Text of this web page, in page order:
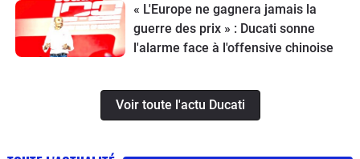
« L'Europe ne gagnera jamais la
guerre des prix » : Ducati sonne
l'alarme face à l'offensive chinoise
Voir toute l'actu Ducati